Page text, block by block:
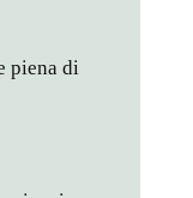
piena di